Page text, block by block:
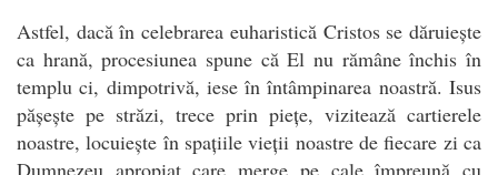
Astfel, dacă în celebrarea euharistică Cristos se dăruiește
ca hrană, procesiunea spune că El nu rămâne închis în
templu ci, dimpotrivă, iese în întâmpinarea noastră. Isus
pășește pe străzi, trece prin piețe, vizitează cartierele
noastre, locuiește în spațiile vieții noastre de fiecare zi ca
Dumnezeu apropiat care merge pe cale împreună cu